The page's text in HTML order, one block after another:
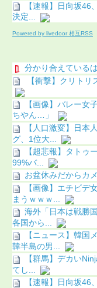
【速報】日向坂
決定...
Powered by livedoor 相互RSS
分かり合えている
【衝撃】クリトリ
【画像】バレー女
ちやん…」
【人口激変】日本
グ、1位大...
【超悲報】タトゥ
99%バ...
お盆休みだからカ
【画像】エチビデ
まうｗｗｗ...
海外「日本は戦勝
各国から...
【ニュース】韓国
韓半島の男...
【群馬】デカい
てし...
【速報】日向坂